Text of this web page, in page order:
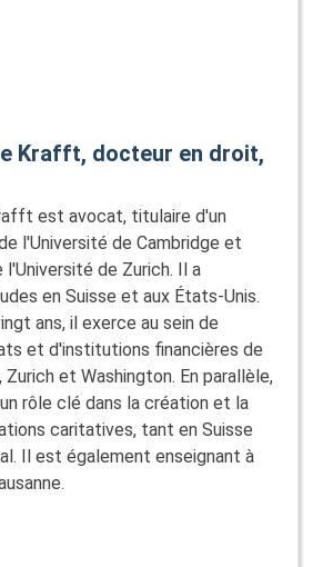
Krafft, docteur en droit,
est avocat, titulaire d'un
l'Université de Cambridge et
de Zurich. Il a
en Suisse et aux États-Unis.
ans, il exerce au sein de
et d'institutions financières de
Zurich et Washington. En parallèle,
rôle clé dans la création et la
caritatives, tant en Suisse
Il est également enseignant à